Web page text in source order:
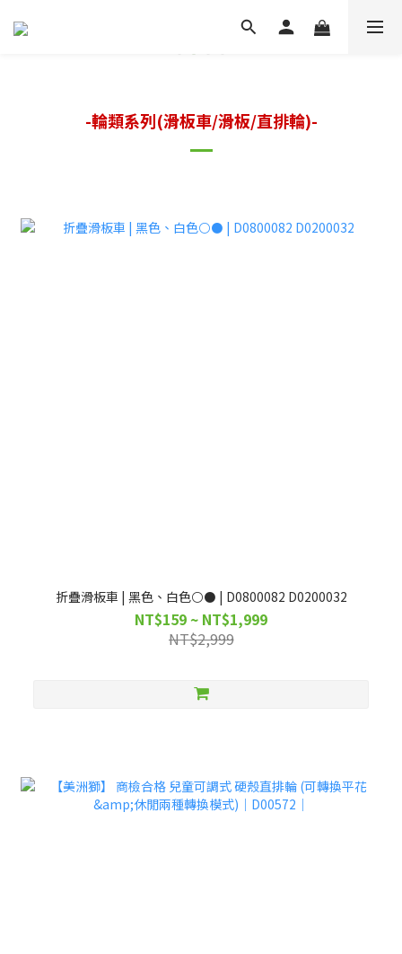
-輪類系列(滑板車/滑板/直排輪)-
折疊滑板車 | 黑色、白色⚪⚫ | D0800082 D0200032
NT$159 ~ NT$1,999
NT$2,999